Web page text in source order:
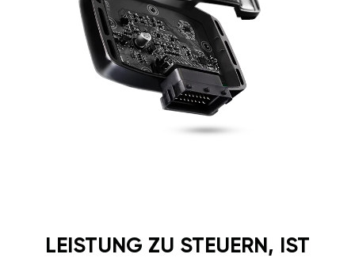
LEISTUNG ZU STEUERN, IST